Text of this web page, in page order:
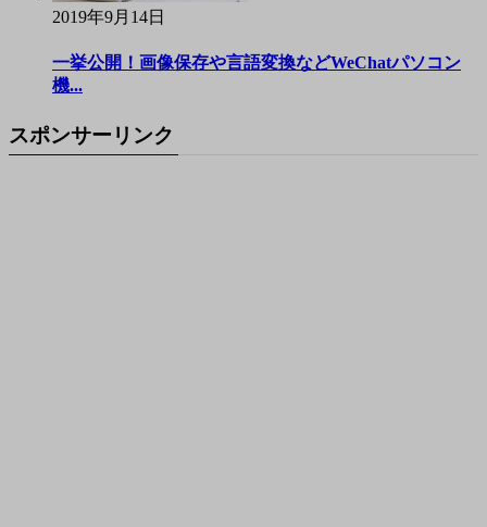
2019年9月14日
一挙公開！画像保存や言語変換などWeChatパソコン
機...
スポンサーリンク